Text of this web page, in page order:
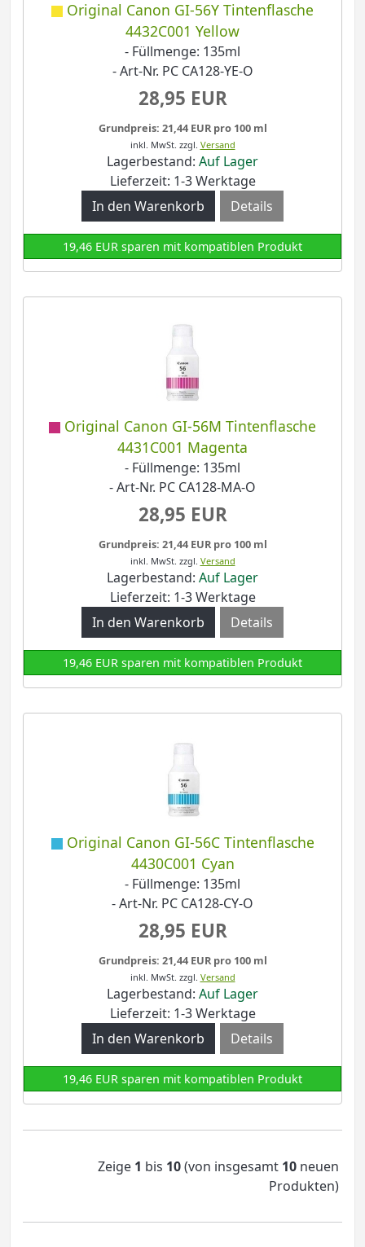
Original Canon GI-56Y Tintenflasche
4432C001 Yellow
- Füllmenge: 135ml
- Art-Nr. PC CA128-YE-O
28,95 EUR
Grundpreis: 21,44 EUR pro 100 ml
inkl. MwSt. zzgl. Versand
Lagerbestand: Auf Lager
Lieferzeit: 1-3 Werktage
Details
19,46 EUR sparen mit kompatiblen Produkt
Original Canon GI-56M Tintenflasche
4431C001 Magenta
- Füllmenge: 135ml
- Art-Nr. PC CA128-MA-O
28,95 EUR
Grundpreis: 21,44 EUR pro 100 ml
inkl. MwSt. zzgl. Versand
Lagerbestand: Auf Lager
Lieferzeit: 1-3 Werktage
Details
19,46 EUR sparen mit kompatiblen Produkt
Original Canon GI-56C Tintenflasche
4430C001 Cyan
- Füllmenge: 135ml
- Art-Nr. PC CA128-CY-O
28,95 EUR
Grundpreis: 21,44 EUR pro 100 ml
inkl. MwSt. zzgl. Versand
Lagerbestand: Auf Lager
Lieferzeit: 1-3 Werktage
Details
19,46 EUR sparen mit kompatiblen Produkt
Zeige 1 bis 10(von insgesamt 10 neuen
Produkten)